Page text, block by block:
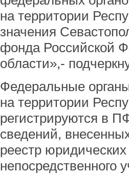
на территории
значения
фонда Российской
области»,-
Федеральные
на территории
регистрируются в
сведений,
реестр
непосредственного